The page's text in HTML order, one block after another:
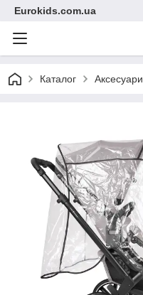
Eurokids.com.ua
Каталог Аксесуари